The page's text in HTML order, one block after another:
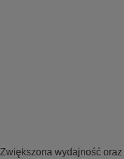
Zwiększona wydajność